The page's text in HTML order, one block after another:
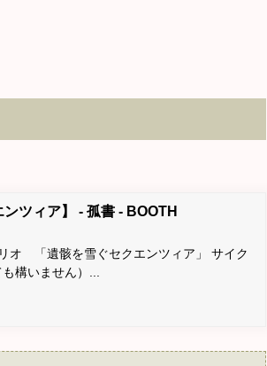
ツィア】 - 孤書 - BOOTH
オ 「遺骸を雪ぐセクエンツィア」 サイク
構いません）...